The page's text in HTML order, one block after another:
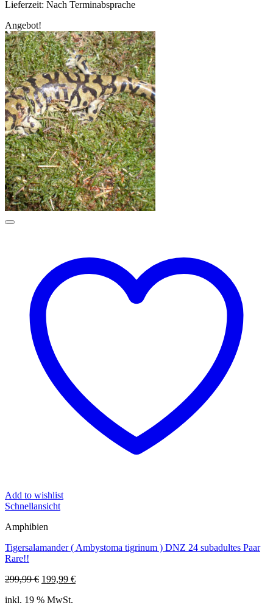
Lieferzeit: Nach Terminabsprache
Angebot!
Add to wishlist
Schnellansicht
Amphibien
Tigersalamander ( Ambystoma tigrinum ) DNZ 24 subadultes Paar
Rare!!
299,99€ Ursprünglicher
war:
199,99 €Aktueller
inkl. 19 % MwSt.